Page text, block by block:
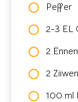
Peffer
2-3 EL
2
2
100 ml